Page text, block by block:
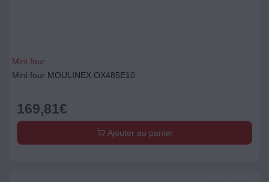
Mini four
Mini four MOULINEX OX485E10
169,81€
Ajouter au panier